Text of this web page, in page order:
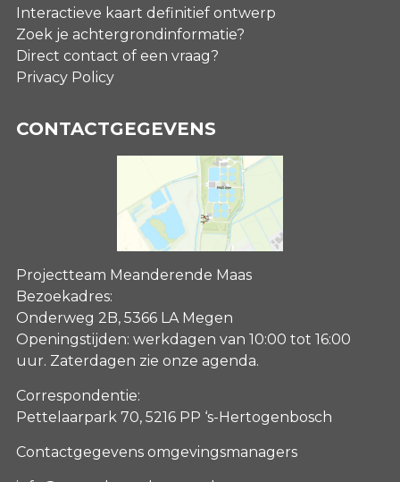
Interactieve kaart definitief ontwerp
Zoek je achtergrondinformatie?
Direct contact of een vraag?
Privacy Policy
CONTACTGEGEVENS
Projectteam Meanderende Maas
Bezoekadres:
Onderweg 2B, 5366 LA Megen
Openingstijden: werkdagen van 10:00 tot 16:00
uur. Zaterdagen zie onze agenda.
Correspondentie:
Pettelaarpark 70, 5216 PP ‘s-Hertogenbosch
Contactgegevens omgevingsmanagers